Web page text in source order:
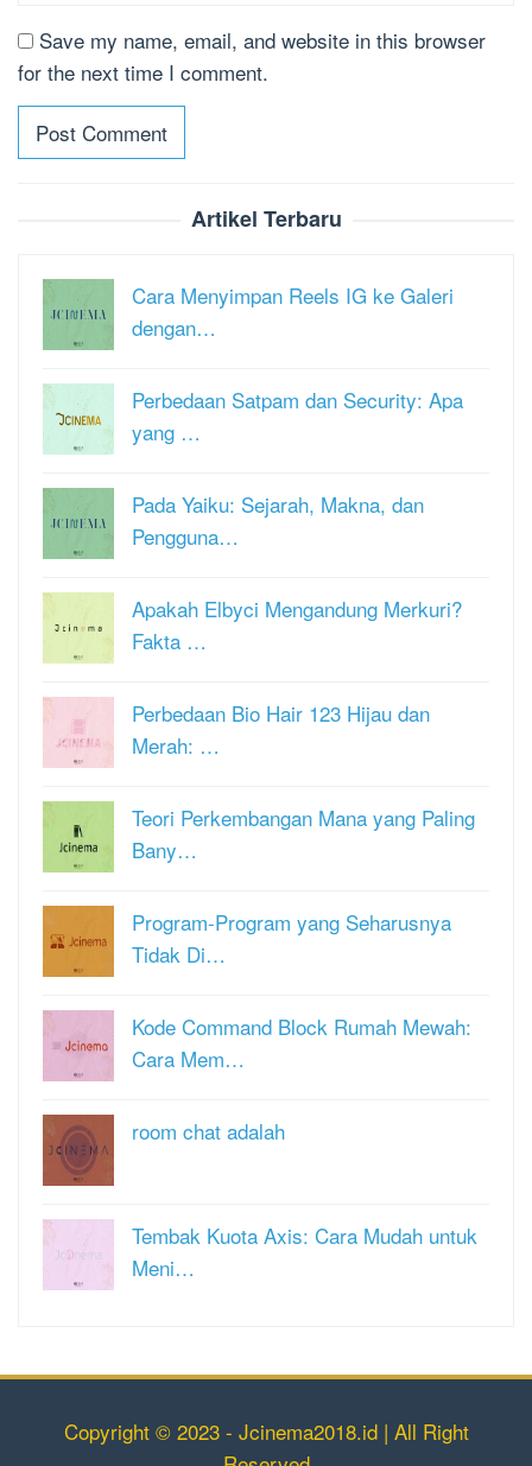
Save my name, email, and website in this browser
for the next time I comment.
Artikel Terbaru
Cara Menyimpan Reels IG ke Galeri
dengan…
Perbedaan Satpam dan Security: Apa
yang …
Pada Yaiku: Sejarah, Makna, dan
Pengguna…
Apakah Elbyci Mengandung Merkuri?
Fakta …
Perbedaan Bio Hair 123 Hijau dan
Merah: …
Teori Perkembangan Mana yang Paling
Bany…
Program-Program yang Seharusnya
Tidak Di…
Kode Command Block Rumah Mewah:
Cara Mem…
room chat adalah
Tembak Kuota Axis: Cara Mudah untuk
Meni…
Copyright © 2023 - Jcinema2018.id | All Right